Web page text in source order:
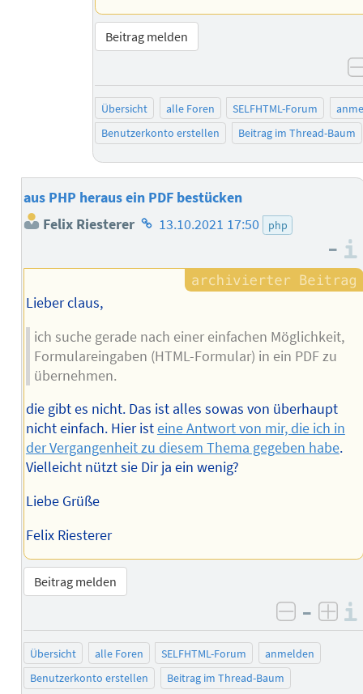
Beitrag melden
Übersicht alle Foren SELFHTML-Forum
Benutzerkonto erstellen
Beitrag im Thread-Baum
aus PHP heraus ein PDF bestücken
Felix Riesterer Homepage
Autors
13.10.2021 17:50 php
–
Lieber claus,
ich suche gerade nach einer einfachen Möglichkeit,
Formulareingaben (HTML-Formular) in ein PDF zu
übernehmen.
die gibt es nicht. Das ist alles sowas von überhaupt
nicht einfach. Hier isteine Antwort von mir, die ich in
der Vergangenheit zu diesem Thema gegeben habe.
Vielleicht nützt sie Dir ja ein wenig?
Liebe Grüße
Felix Riesterer
Beitrag melden
negativ
–
Übersicht alle Foren SELFHTML-Forum
anmelden
Benutzerkonto erstellen
Beitrag im Thread-Baum